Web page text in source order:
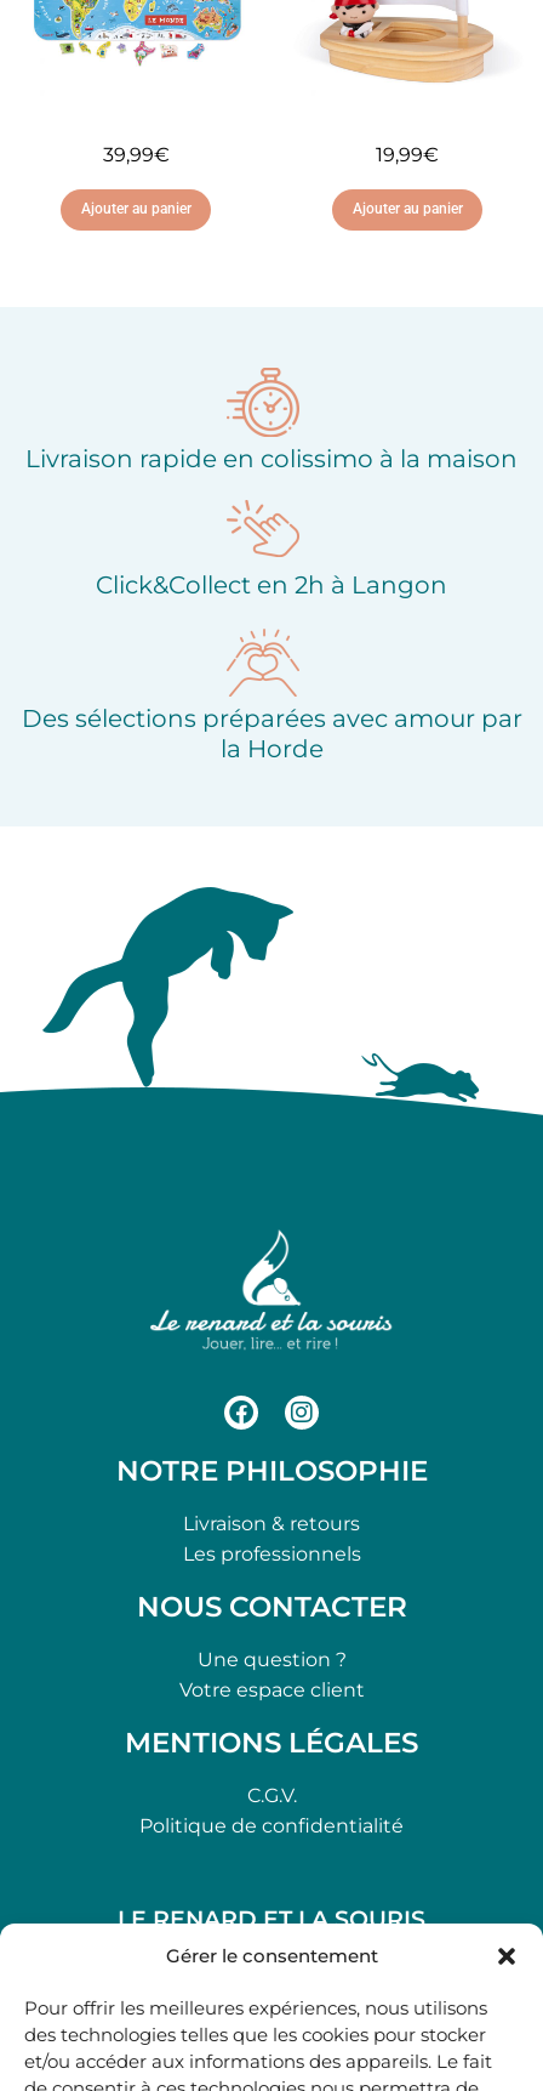
Gérer le consentement
Pour offrir les meilleures expériences, nous utilisons
des technologies telles que les cookies pour stocker
et/ou accéder aux informations des appareils. Le fait
39,99€
Ajouter au panier
19,99€
Ajouter au panier
Livraison rapide en colissimo à la maison
Click&Collect en 2h à Langon
Des sélections préparées avec amour par
la Horde
NOTRE PHILOSOPHIE
Livraison & retours
Les professionnels
NOUS CONTACTER
Une question ?
Votre espace client
MENTIONS LÉGALES
C.G.V.
Politique de confidentialité
LE RENARD ET LA SOURIS
48, rue Maubec 33210 LANGON
05 40 41 37 18
.